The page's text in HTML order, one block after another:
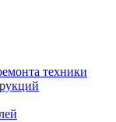
техники